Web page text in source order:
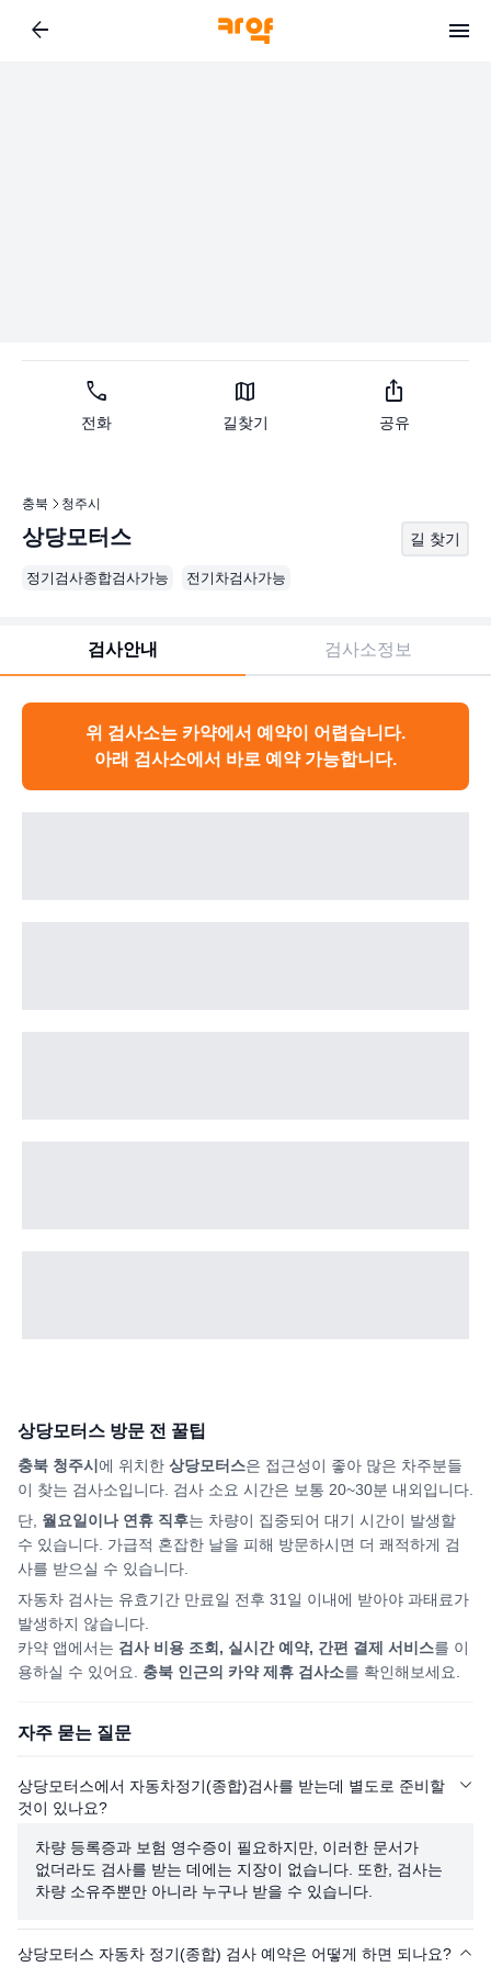
arrow_back
call
전화
map
길찾기
ios_share
공유
충북 청주시
상당모터스 길 찾기
정기검사종합검사가능 전기차검사가능
검사안내 검사소정보
위 검사소는 카약에서 예약이 어렵습니다.
아래 검사소에서 바로 예약 가능합니다.
상당모터스 방문 전 꿀팁
충북 청주시 에 위치한 상당모터스은 접근성이 좋아 많은 차주분들
이 찾는 검사소입니다. 검사 소요 시간은 보통 20~30분 내외입니다.
단, 월요일이나 연휴 직후는 차량이 집중되어 대기 시간이 발생할
수 있습니다. 가급적 혼잡한 날을 피해 방문하시면 더 쾌적하게 검
사를 받으실 수 있습니다.
자동차 검사는 유효기간 만료일 전후 31일 이내에 받아야 과태료가
발생하지 않습니다.
카약 앱에서는 검사 비용 조회, 실시간 예약, 간편 결제 서비스를 이
용하실 수 있어요. 충북 인근의 카약 제휴 검사소를 확인해보세요.
자주 묻는 질문
상당모터스에서 자동차정기(종합)검사를 받는데 별도로 준비할
것이 있나요?
차량 등록증과 보험 영수증이 필요하지만, 이러한 문서가
없더라도 검사를 받는 데에는 지장이 없습니다. 또한, 검사는
차량 소유주뿐만 아니라 누구나 받을 수 있습니다.
상당모터스 자동차 정기(종합) 검사 예약은 어떻게 하면 되나요?